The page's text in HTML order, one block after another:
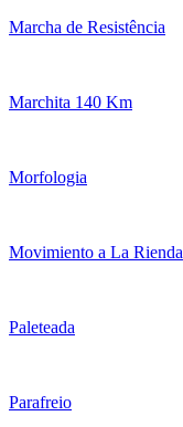
Marcha de Resistência
Marchita 140 Km
Morfologia
Movimiento a La Rienda
Paleteada
Parafreio